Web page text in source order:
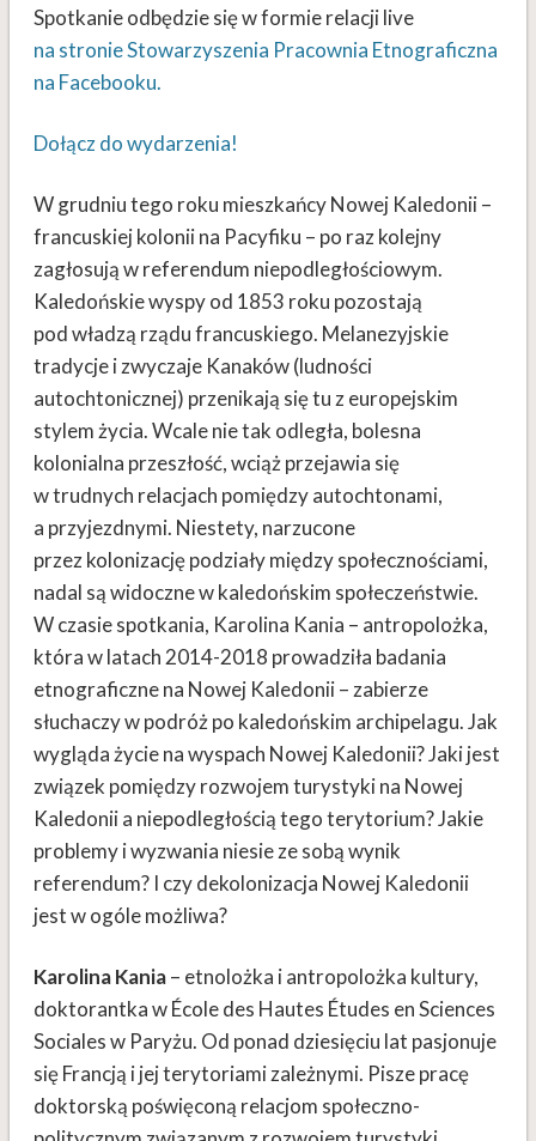
Spotkanie odbędzie się w formie relacji live
na stronie Stowarzyszenia Pracownia Etnograficzna
na Facebooku.
Dołącz do wydarzenia!
W grudniu tego roku mieszkańcy Nowej Kaledonii –
francuskiej kolonii na Pacyfiku – po raz kolejny
zagłosują w referendum niepodległościowym.
Kaledońskie wyspy od 1853 roku pozostają
pod władzą rządu francuskiego. Melanezyjskie
tradycje i zwyczaje Kanaków (ludności
autochtonicznej) przenikają się tu z europejskim
stylem życia. Wcale nie tak odległa, bolesna
kolonialna przeszłość, wciąż przejawia się
w trudnych relacjach pomiędzy autochtonami,
a przyjezdnymi. Niestety, narzucone
przez kolonizację podziały między społecznościami,
nadal są widoczne w kaledońskim społeczeństwie.
W czasie spotkania, Karolina Kania – antropolożka,
która w latach 2014-2018 prowadziła badania
etnograficzne na Nowej Kaledonii – zabierze
słuchaczy w podróż po kaledońskim archipelagu. Jak
wygląda życie na wyspach Nowej Kaledonii? Jaki jest
związek pomiędzy rozwojem turystyki na Nowej
Kaledonii a niepodległością tego terytorium? Jakie
problemy i wyzwania niesie ze sobą wynik
referendum? I czy dekolonizacja Nowej Kaledonii
jest w ogóle możliwa?
Karolina Kania– etnolożka i antropolożka kultury,
doktorantka w École des Hautes Études en Sciences
Sociales w Paryżu. Od ponad dziesięciu lat pasjonuje
się Francją i jej terytoriami zależnymi. Pisze pracę
doktorską poświęconą relacjom społeczno-